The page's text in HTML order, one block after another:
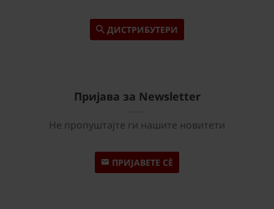
ДИСТРИБУТЕРИ
Пријава за Newsletter
Не пропуштајте ги нашите новитети
ПРИЈАВЕТЕ СÈ